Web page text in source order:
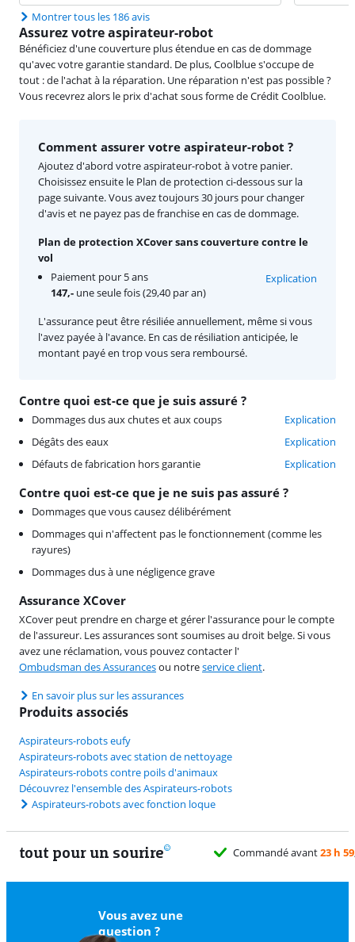
Montrer tous les 186 avis
Assurez votre aspirateur-robot
Bénéficiez d'une couverture plus étendue en cas de dommage
qu'avec votre garantie standard. De plus, Coolblue s'occupe de
tout : de l'achat à la réparation. Une réparation n'est pas possible ?
Vous recevrez alors le prix d'achat sous forme de Crédit Coolblue.
Contre quoi est-ce que je suis assuré ?
Dommages dus aux chutes et aux coups
Explication
Dégâts des eaux
Explication
Défauts de fabrication hors garantie
Explication
Contre quoi est-ce que je ne suis pas assuré ?
Dommages que vous causez délibérément
Dommages qui n'affectent pas le fonctionnement (comme les
rayures)
Dommages dus à une négligence grave
Assurance XCover
XCover peut prendre en charge et gérer l'assurance pour le compte
de l'assureur. Les assurances sont soumises au droit belge. Si vous
avez une réclamation, vous pouvez contacter l'
Ombudsman des Assurancesou notreservice client.
En savoir plus sur les assurances
Comment assurer votre aspirateur-robot ?
Ajoutez d'abord votre aspirateur-robot à votre panier.
Choisissez ensuite le Plan de protection ci-dessous sur la
page suivante. Vous avez toujours 30 jours pour changer
d'avis et ne payez pas de franchise en cas de dommage.
Plan de protection XCover sans couverture contre le
vol
Paiement pour 5 ans
147,- une seule fois (29,40 par an)
Explication
L'assurance peut être résiliée annuellement, même si vous
l'avez payée à l'avance. En cas de résiliation anticipée, le
montant payé en trop vous sera remboursé.
Produits associés
Aspirateurs-robots eufy
Aspirateurs-robots avec station de nettoyage
Aspirateurs-robots contre poils d'animaux
Découvrez l'ensemble des Aspirateurs-robots
Aspirateurs-robots avec fonction loque
tout pour un sourire
Vous avez une
question ?